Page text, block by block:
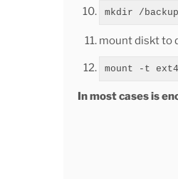
mount diskt to
mount -t
In most cases is